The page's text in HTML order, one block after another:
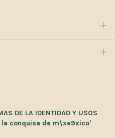
DE LA IDENTIDAD Y USOS
la conquisa de m\xe9xico'